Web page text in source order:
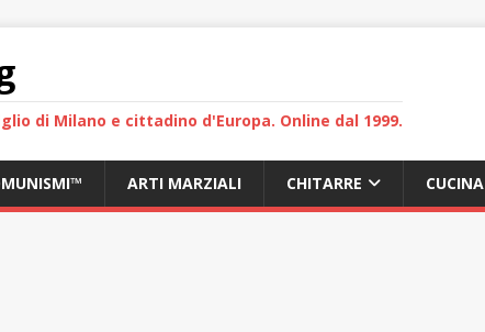
di Milano e cittadino d'Europa. Online dal 1999.
ARTI MARZIALI CHITARRE CUCINA